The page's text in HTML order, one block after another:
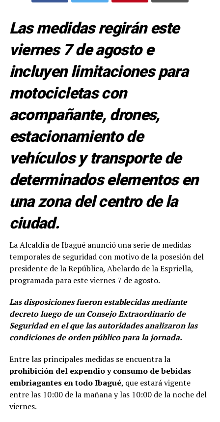
Las medidas regirán este
viernes 7 de agosto e
incluyen limitaciones para
motocicletas con
acompañante, drones,
estacionamiento de
vehículos y transporte de
determinados elementos en
una zona del centro de la
ciudad.
La Alcaldía de Ibagué anunció una serie de medidas
temporales de seguridad con motivo de la posesión del
presidente de la República, Abelardo de la Espriella,
programada para este viernes 7 de agosto.
Las disposiciones fueron establecidas mediante
decreto luego de un Consejo Extraordinario de
Seguridad en el que las autoridades analizaron las
condiciones de orden público para la jornada.
Entre las principales medidas se encuentra la
prohibición del expendio y consumo de bebidas
embriagantes en todo Ibagué, que estará vigente
entre las 10:00 de la mañana y las 10:00 de la noche del
viernes.